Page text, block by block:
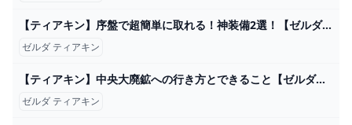
【ティアキン】序盤で超簡単に取れる！神装備2選！【ゼルダの伝説】 - YouTube
ゼルダ ティアキン
【ティアキン】中央大廃鉱への行き方とできること【ゼルダの伝説ティアーズオブザキングダム】 - アルテマ
ゼルダ ティアキン